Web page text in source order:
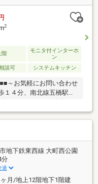
2
階
モニタ付インターホ
ン
談可 システムキッチン
～お気軽にお問い合わせ
４分、南北線五橋駅徒
７帖ＬＤＫでストレス
グを間仕切ることで３
学校、コンビニ、スー
境■■■・荒町小学校 徒歩
・東北大片平キャンパ
歩７分・ＳＥＩＹＵ五
マート 徒歩１分・ＪＲ
央郵便局 徒歩３分
地下鉄東西線 大町西公園
分
通
月/地上12階地下1階建